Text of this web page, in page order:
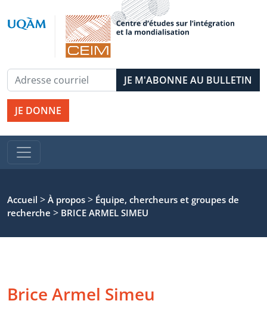
JE DONNE
Accueil > À propos > Équipe, chercheurs et groupes de
recherche > BRICE ARMEL SIMEU
Brice Armel Simeu